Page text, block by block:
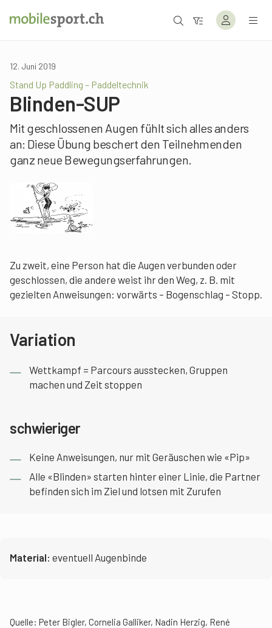
12. Juni 2019
Stand Up Paddling – Paddeltechnik
Blinden-SUP
Mit geschlossenen Augen fühlt sich alles anders
an: Diese Übung beschert den Teilnehmenden
ganz neue Bewegungserfahrungen.
Zu zweit, eine Person hat die Augen verbunden oder
geschlossen, die andere weist ihr den Weg, z. B. mit
gezielten Anweisungen: vorwärts – Bogenschlag – Stopp.
Variation
Wettkampf = Parcours ausstecken, Gruppen
machen und Zeit stoppen
schwieriger
Keine Anweisungen, nur mit Geräuschen wie «Pip»
Alle «Blinden» starten hinter einer Linie, die Partner
befinden sich im Ziel und lotsen mit Zurufen
Material: eventuell Augenbinde
Quelle: Peter Bigler, Cornelia Galliker, Nadin Herzig, René